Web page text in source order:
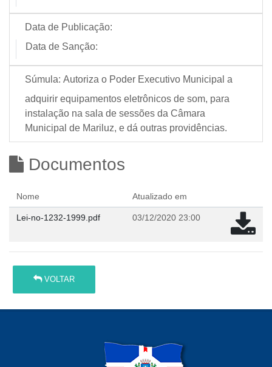
Data de Publicação:
Data de Sanção:
Súmula: Autoriza o Poder Executivo Municipal a
adquirir equipamentos eletrônicos de som, para
instalação na sala de sessões da Câmara
Municipal de Mariluz, e dá outras providências.
Documentos
Nome Atualizado em
Lei-no-1232-1999.pdf 03/12/2020 23:00
VOLTAR